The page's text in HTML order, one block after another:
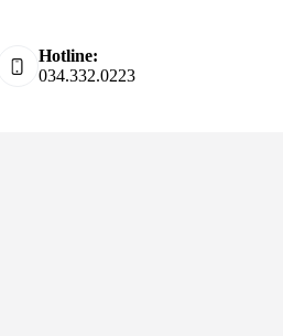
Hotline:
034.332.0223